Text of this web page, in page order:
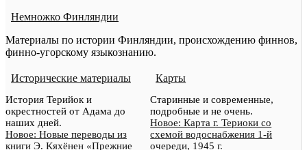
Немножко Финляндии
Материалы по истории Финляндии, происхождению финнов,
финно-угорскому языкознанию.
Исторические материалы
История Терийок и
окрестностей от Адама до
наших дней.
Новое: Новые переводы из
книги Э. Кяхёнен «Прежние
Карты
Старинные и современные,
подробные и не очень.
Новое: Карта г. Териоки со
схемой водоснабжения 1-й
очереди, 1945 г.